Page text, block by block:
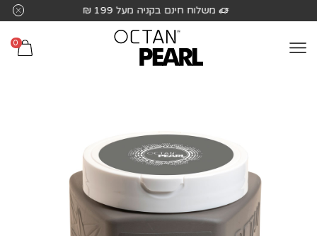
לֵב:
בְּאֲתָר
משלוח חינם בקניה מעל 199 ₪
0